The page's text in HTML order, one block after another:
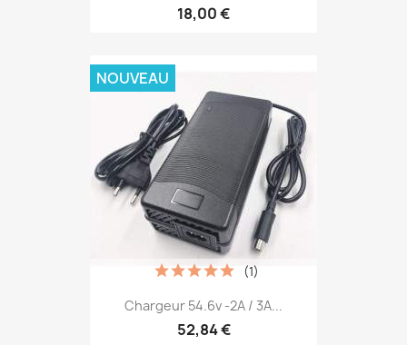
18,00 €
Chargeur 54.6v -2A / 3A...
52,84 €
(1)
NOUVEAU